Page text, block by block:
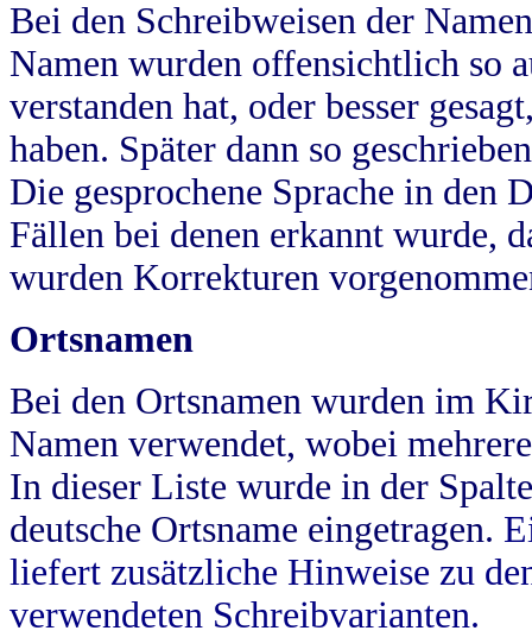
Bei den Schreibweisen der
Namen wurden offensichtlich so
verstanden hat, oder besser
haben. Später dann so
Die gesprochene Sprache in
Fällen bei denen erkannt wurde,
wurden Korrekturen
Ortsnamen
Bei den Ortsnamen wurden im
Namen verwendet, wobei
In dieser Liste wurde in der
deutsche Ortsname eingetragen.
liefert zusätzliche Hinweise zu
verwendeten Schreibvarianten.